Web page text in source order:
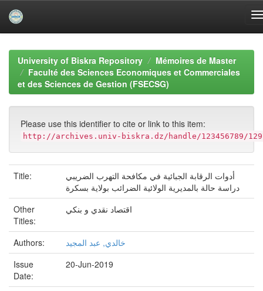
navigationUniversity of Biskra Repository
Mémoires de Master
Faculté des Sciences Economiques et Commerciales
et des Sciences de Gestion (FSECSG)
Please use this identifier to cite or link to this item:
http://archives.univ-biskra.dz/handle/123456789/
Title:
أدوات الرقابة الجبائية في مكافحة التهرب الضريبي
دراسة حالة بالمديرية الولائية الضرائب بولاية بسكرة
Other
Titles:
اقتصاد نقدي و بنكي
Authors:
خالدي, عبد المجيد
Issue
Date:
20-Jun-2019